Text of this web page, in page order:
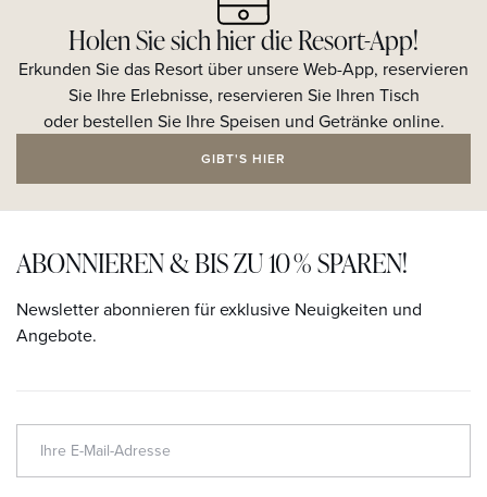
Holen Sie sich hier die Resort-App!
Erkunden Sie das Resort über unsere Web-App, reservieren
Sie Ihre Erlebnisse, reservieren Sie Ihren Tisch
oder bestellen Sie Ihre Speisen und Getränke online.
GIBT'S HIER
ABONNIEREN & BIS ZU 10 % SPAREN!
Newsletter abonnieren für exklusive Neuigkeiten und
Angebote.